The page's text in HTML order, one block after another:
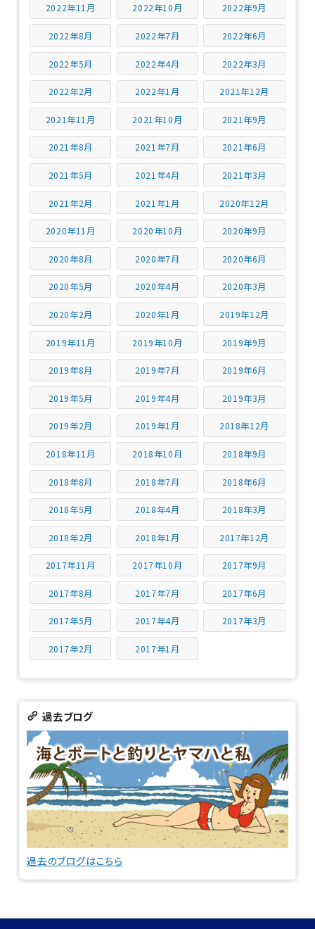
2022年11月 2022年10月 2022年9月
2022年8月 2022年7月 2022年6月
2022年5月 2022年4月 2022年3月
2022年2月 2022年1月 2021年12月
2021年11月 2021年10月 2021年9月
2021年8月 2021年7月 2021年6月
2021年5月 2021年4月 2021年3月
2021年2月 2021年1月 2020年12月
2020年11月 2020年10月 2020年9月
2020年8月 2020年7月 2020年6月
2020年5月 2020年4月 2020年3月
2020年2月 2020年1月 2019年12月
2019年11月 2019年10月 2019年9月
2019年8月 2019年7月 2019年6月
2019年5月 2019年4月 2019年3月
2019年2月 2019年1月 2018年12月
2018年11月 2018年10月 2018年9月
2018年8月 2018年7月 2018年6月
2018年5月 2018年4月 2018年3月
2018年2月 2018年1月 2017年12月
2017年11月 2017年10月 2017年9月
2017年8月 2017年7月 2017年6月
2017年5月 2017年4月 2017年3月
2017年2月 2017年1月
過去ブログ
過去のブログはこちら